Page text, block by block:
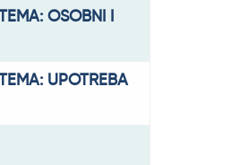
OSOBNI I
UPOTREBA